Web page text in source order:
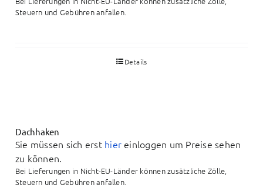
Steuern und Gebühren anfallen.
Details
Dachhaken
Sie müssen sich erst hier einloggen um Preise sehen
zu können.
Bei Lieferungen in Nicht-EU-Länder können zusätzliche Zölle,
Steuern und Gebühren anfallen.